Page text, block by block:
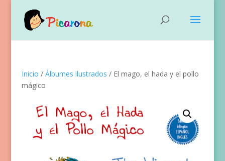
Inicio / Álbumes ilustrados / El mago, el hada y el pollo
mágico